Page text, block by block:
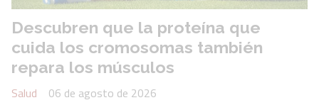
Descubren que la proteína que
cuida los cromosomas también
repara los músculos
Salud
06 de agosto de 2026